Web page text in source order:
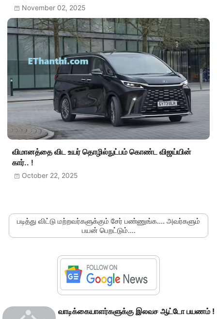
November 02, 2025
விமானத்தை விட உயர் தொழில்நுட்பம் கொண்ட விஜய்யின்
கார்.. !
October 22, 2025
படித்து விட்டு மற்றவர்களுக்கும் சேர் பண்ணுங்க.... அவர்களும்
பயன் பெறட்டும்....
வாடிக்கையாளர்களுக்கு இலவச ஆட்டோ பயணம் !